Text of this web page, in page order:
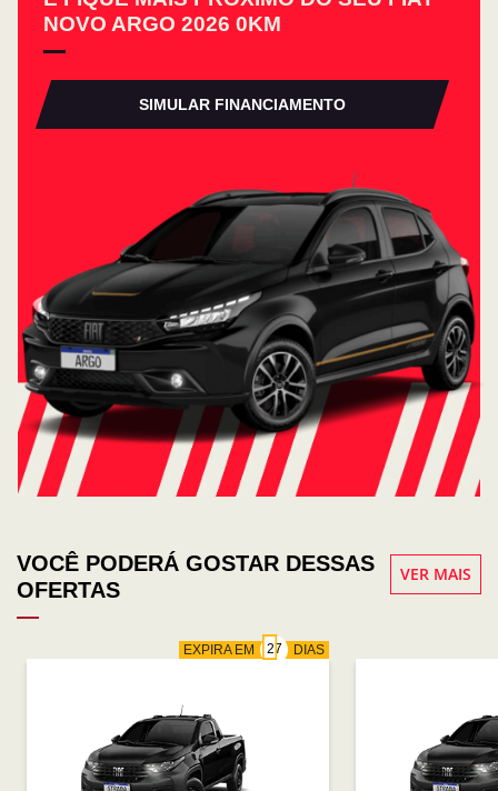
NOVO ARGO 2026 0KM
SIMULAR FINANCIAMENTO
VOCÊ PODERÁ GOSTAR DESSAS
OFERTAS
VER MAIS
EXPIRA EM DIAS